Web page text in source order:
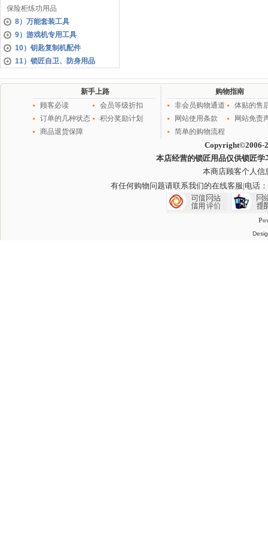
保险柜练功用品
8）万能套装工具
9）游戏机专用工具
10）钥匙复制机配件
11）锁匠自卫、防身用品
新手上路
顾客必读
会员等级折扣
订单的几种状态
积分奖励计划
商品退货保障
购物指南
非会员购物通道
体贴的售
网站使用条款
网站免责
简单的购物流程
Copyright©2006-
本店经营的锁匠用品仅供锁匠
本商店顾客个人信
有任何购物问题请联系我们的在线客服|电话：